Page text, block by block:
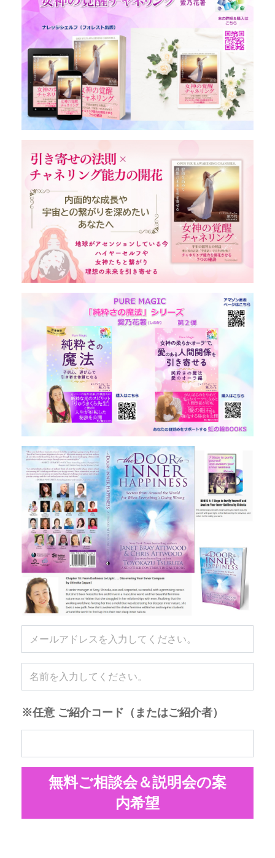
※任意 ご紹介コード（またはご紹介者）
無料ご相談会＆説明会の案
内希望